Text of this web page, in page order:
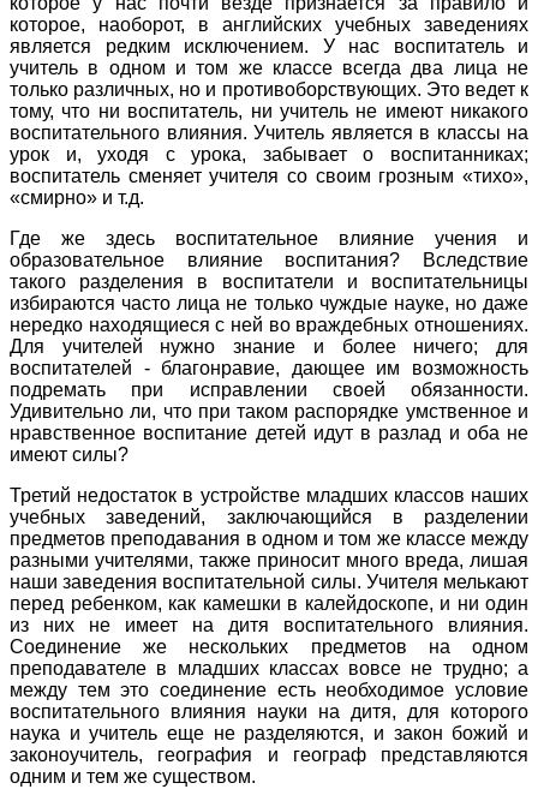
которое, наоборот, в английских учебных заведениях
является редким исключением. У нас воспитатель и
учитель в одном и том же классе всегда два лица не
только различных, но и противоборствующих. Это ведет к
тому, что ни воспитатель, ни учитель не имеют никакого
воспитательного влияния. Учитель является в классы на
урок и, уходя с урока, забывает о воспитанниках;
воспитатель сменяет учителя со своим грозным «тихо»,
«смирно» и т.д.
Где же здесь воспитательное влияние учения и
образовательное влияние воспитания? Вследствие
такого разделения в воспитатели и воспитательницы
избираются часто лица не только чуждые науке, но даже
нередко находящиеся с ней во враждебных отношениях.
Для учителей нужно знание и более ничего; для
воспитателей - благонравие, дающее им возможность
подремать при исправлении своей обязанности.
Удивительно ли, что при таком распорядке умственное и
нравственное воспитание детей идут в разлад и оба не
имеют силы?
Третий недостаток в устройстве младших классов наших
учебных заведений, заключающийся в разделении
предметов преподавания в одном и том же классе между
разными учителями, также приносит много вреда, лишая
наши заведения воспитательной силы. Учителя мелькают
перед ребенком, как камешки в калейдоскопе, и ни один
из них не имеет на дитя воспитательного влияния.
Соединение же нескольких предметов на одном
преподавателе в младших классах вовсе не трудно; а
между тем это соединение есть необходимое условие
воспитательного влияния науки на дитя, для которого
наука и учитель еще не разделяются, и закон божий и
законоучитель, география и географ представляются
одним и тем же существом.